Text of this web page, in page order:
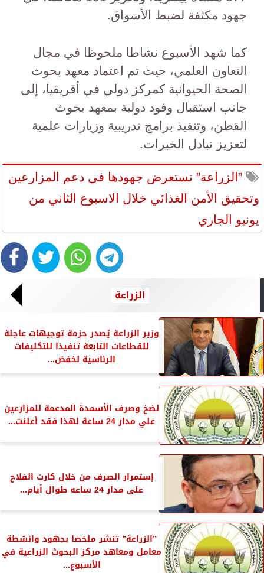
جهود مكثفة لضبط الأسواق.
كما شهد الأسبوع نشاطا ملحوظا في مجال
التعاون العلمي، حيث تم اعتماد معهد بحوث
الصحة الحيوانية كمركز دولي في أفريقيا، إلى
جانب استقبال وفود دولية بمعهد بحوث
القطن، وتنفيذ برامج تدريبية وزيارات علمية
لتعزيز تبادل الخبرات.
”الزراعة” تستعرض جهودها في دعم المزارعين
وتحقيق الأمن الغذائي خلال الاسبوع الثاني من
يونيو الجاري
الزراعة
وزير الزراعة يُصدر حزمة توجيهات عاجلة
للقطاعات التابعة تنفيذا للتكليفات
الرئاسية لخفض...
لضخ وصرف الأسمدة المدعمة للمزارعين
علي مدار 24 ساعة لهذا فقد أعلنت...
إستمرار الصرف من خلال كارت الفلاح
على مدار 24 ساعه طوال أيام...
”الزراعة” تنشر ملخصا بجهود وانشطة
معامل ومعاهد مركز البحوث الزراعية في
الأسبوع...